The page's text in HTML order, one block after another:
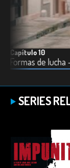
Capítulo 10
Formas de lucha
SERIES